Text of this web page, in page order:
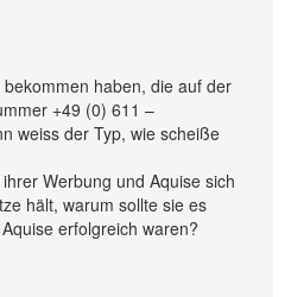
haben, die auf der
+49 (0) 611 –
weiss der Typ, wie scheiße
Werbung und Aquise sich
hält, warum sollte sie es
erfolgreich waren?